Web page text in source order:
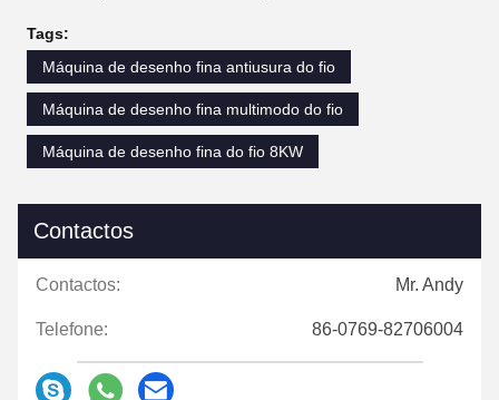
Tags:
Máquina de desenho fina antiusura do fio
Máquina de desenho fina multimodo do fio
Máquina de desenho fina do fio 8KW
Contactos
Contactos: Mr. Andy
Telefone: 86-0769-82706004